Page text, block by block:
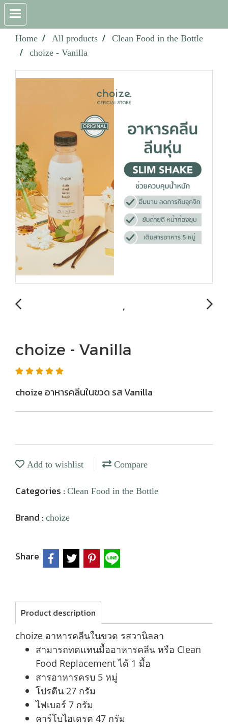
Home All products
Clean Food in the Bottle
choize - Vanilla
choize - Vanilla
choize อาหารคลีนในขวด รส Vanilla
Add to wishlist Compare
Categories : Clean Food in the Bottle
Brand : choize
Share
Product description
choize อาหารคลีนในขวด รสวานิลลา
สามารถทดแทนมื้ออาหารคลีน หรือ Clean
Food Replacement ได้ 1 มื้อ
สารอาหารครบ 5 หมู่
โปรตีน 27 กรัม
ไฟเบอร์ 7 กรัม
คาร์โบไฮเดรต 47 กรัม